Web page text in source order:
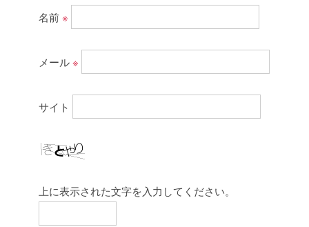
名前※
メール※
サイト
上に表示された文字を入力してください。